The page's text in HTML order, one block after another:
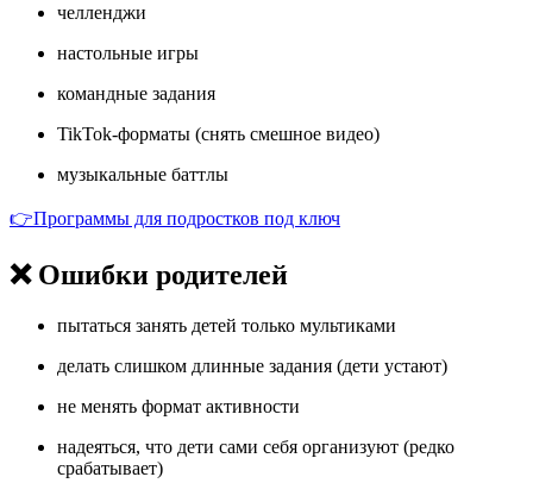
челленджи
настольные игры
командные задания
TikTok-форматы (снять смешное видео)
музыкальные баттлы
👉Программы для подростков под ключ
❌ Ошибки родителей
пытаться занять детей только мультиками
делать слишком длинные задания (дети устают)
не менять формат активности
надеяться, что дети сами себя организуют (редко
срабатывает)